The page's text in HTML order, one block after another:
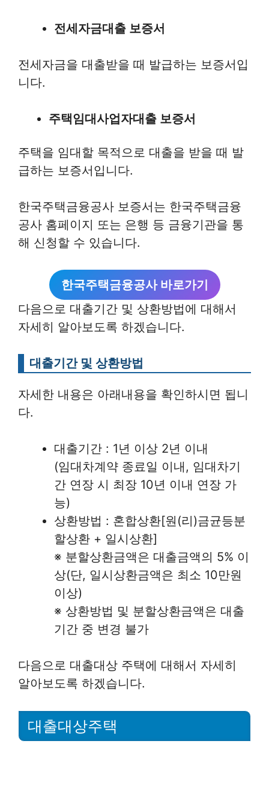
전세자금대출 보증서
전세자금을 대출받을 때 발급하는 보증서입
니다.
주택임대사업자대출 보증서
주택을 임대할 목적으로 대출을 받을 때 발
급하는 보증서입니다.
한국주택금융공사 보증서는 한국주택금융
공사 홈페이지 또는 은행 등 금융기관을 통
해 신청할 수 있습니다.
한국주택금융공사 바로가기
다음으로 대출기간 및 상환방법에 대해서
자세히 알아보도록 하겠습니다.
대출기간 및 상환방법
자세한 내용은 아래내용을 확인하시면 됩니
다.
대출기간 : 1년 이상 2년 이내
(임대차계약 종료일 이내, 임대차기
간 연장 시 최장 10년 이내 연장 가
능)
상환방법 : 혼합상환[원(리)금균등분
할상환 + 일시상환]
※ 분할상환금액은 대출금액의 5% 이
상(단, 일시상환금액은 최소 10만원
이상)
※ 상환방법 및 분할상환금액은 대출
기간 중 변경 불가
다음으로 대출대상 주택에 대해서 자세히
알아보도록 하겠습니다.
대출대상주택